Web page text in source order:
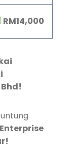
RM14,000